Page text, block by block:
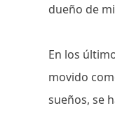
dueño de
En los
movido
sueños, se